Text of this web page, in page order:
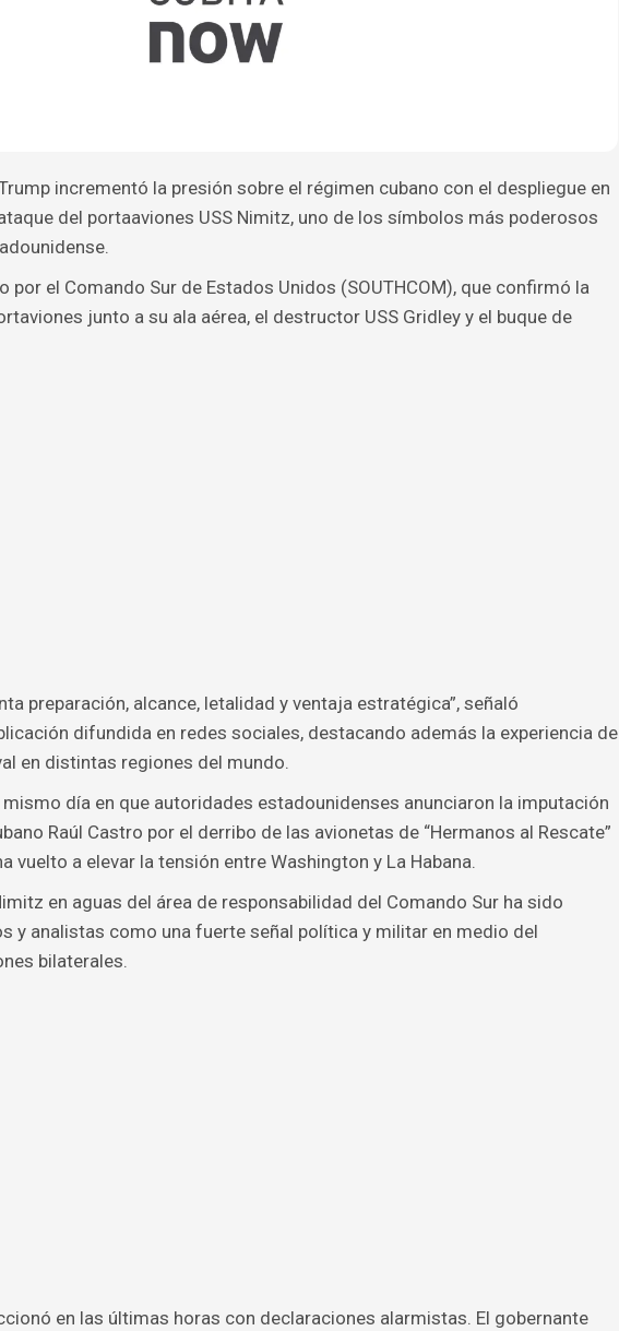
incrementó la presión sobre el régimen cubano con el despliegue en
del portaaviones USS Nimitz, uno de los símbolos más poderosos
por el Comando Sur de Estados Unidos (SOUTHCOM), que confirmó la
junto a su ala aérea, el destructor USS Gridley y el buque de
preparación, alcance, letalidad y ventaja estratégica”, señaló
difundida en redes sociales, destacando además la experiencia de
en distintas regiones del mundo.
día en que autoridades estadounidenses anunciaron la imputación
Raúl Castro por el derribo de las avionetas de “Hermanos al Rescate”
vuelto a elevar la tensión entre Washington y La Habana.
en aguas del área de responsabilidad del Comando Sur ha sido
y analistas como una fuerte señal política y militar en medio del
bilaterales.
en las últimas horas con declaraciones alarmistas. El gobernante